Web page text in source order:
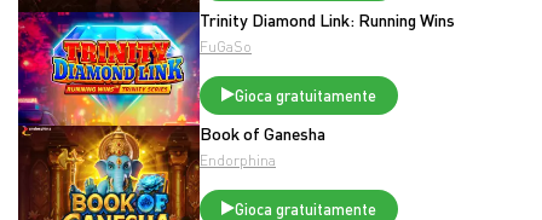
Trinity Diamond Link: Running Wins
FuGaSo
Gioca gratuitamente
Book of Ganesha
Endorphina
Gioca gratuitamente